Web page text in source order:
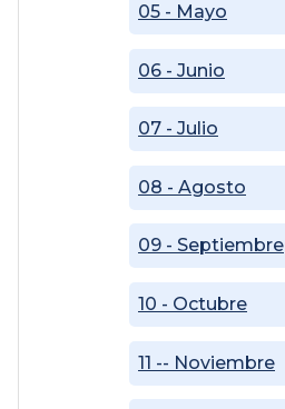
05 - Mayo
06 - Junio
07 - Julio
08 - Agosto
09 - Septiembre
10 - Octubre
11 -- Noviembre